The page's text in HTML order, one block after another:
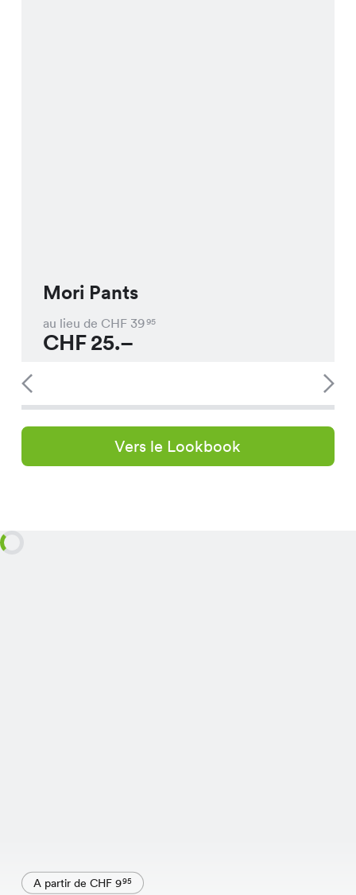
Mori Pants
au lieu de CHF 3995
CHF25.–
Vers le Lookbook
A partir de CHF 995